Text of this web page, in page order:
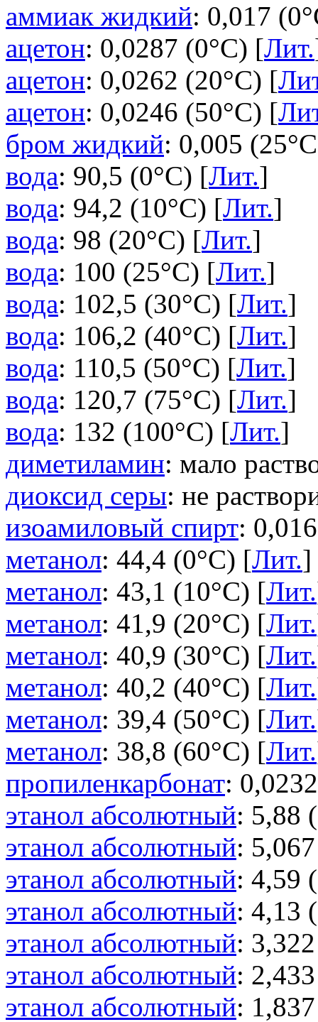
аммиак жидкий: 0,017
ацетон: 0,0287 (0°C) [Лит.
ацетон: 0,0262 (20°C) [
ацетон: 0,0246 (50°C) [
бром жидкий: 0,005
вода: 90,5 (0°C) [Лит.]
вода: 94,2 (10°C) [Лит.]
вода: 98 (20°C) [Лит.]
вода: 100 (25°C) [Лит.]
вода: 102,5 (30°C) [Лит.]
вода: 106,2 (40°C) [Лит.]
вода: 110,5 (50°C) [Лит.]
вода: 120,7 (75°C) [Лит.]
вода: 132 (100°C) [Лит.]
диметиламин: мало
диоксид серы: не
изоамиловый спирт:
метанол: 44,4 (0°C) [Лит.]
метанол: 43,1 (10°C) [Лит.
метанол: 41,9 (20°C) [Лит.
метанол: 40,9 (30°C) [Лит.
метанол: 40,2 (40°C) [Лит.
метанол: 39,4 (50°C) [Лит.
метанол: 38,8 (60°C) [Лит.
пропиленкарбонат:
этанол абсолютный: 5,88
этанол абсолютный:
этанол абсолютный: 4,59
этанол абсолютный: 4,13
этанол абсолютный:
этанол абсолютный:
этанол абсолютный: